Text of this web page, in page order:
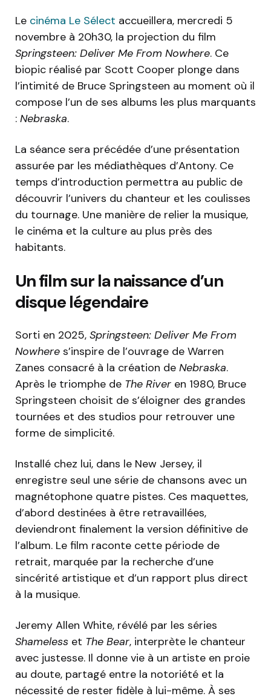
Le cinéma Le Sélect accueillera, mercredi 5
novembre à 20h30, la projection du film
Springsteen: Deliver Me From Nowhere. Ce
biopic réalisé par Scott Cooper plonge dans
l’intimité de Bruce Springsteen au moment où il
compose l’un de ses albums les plus marquants
: Nebraska.
La séance sera précédée d’une présentation
assurée par les médiathèques d’Antony. Ce
temps d’introduction permettra au public de
découvrir l’univers du chanteur et les coulisses
du tournage. Une manière de relier la musique,
le cinéma et la culture au plus près des
habitants.
Un film sur la naissance d’un
disque légendaire
Sorti en 2025, Springsteen: Deliver Me From
Nowhere s’inspire de l’ouvrage de Warren
Zanes consacré à la création de Nebraska.
Après le triomphe de The River en 1980, Bruce
Springsteen choisit de s’éloigner des grandes
tournées et des studios pour retrouver une
forme de simplicité.
Installé chez lui, dans le New Jersey, il
enregistre seul une série de chansons avec un
magnétophone quatre pistes. Ces maquettes,
d’abord destinées à être retravaillées,
deviendront finalement la version définitive de
l’album. Le film raconte cette période de
retrait, marquée par la recherche d’une
sincérité artistique et d’un rapport plus direct
à la musique.
Jeremy Allen White, révélé par les séries
Shameless et The Bear, interprète le chanteur
avec justesse. Il donne vie à un artiste en proie
au doute, partagé entre la notoriété et la
nécessité de rester fidèle à lui-même. À ses